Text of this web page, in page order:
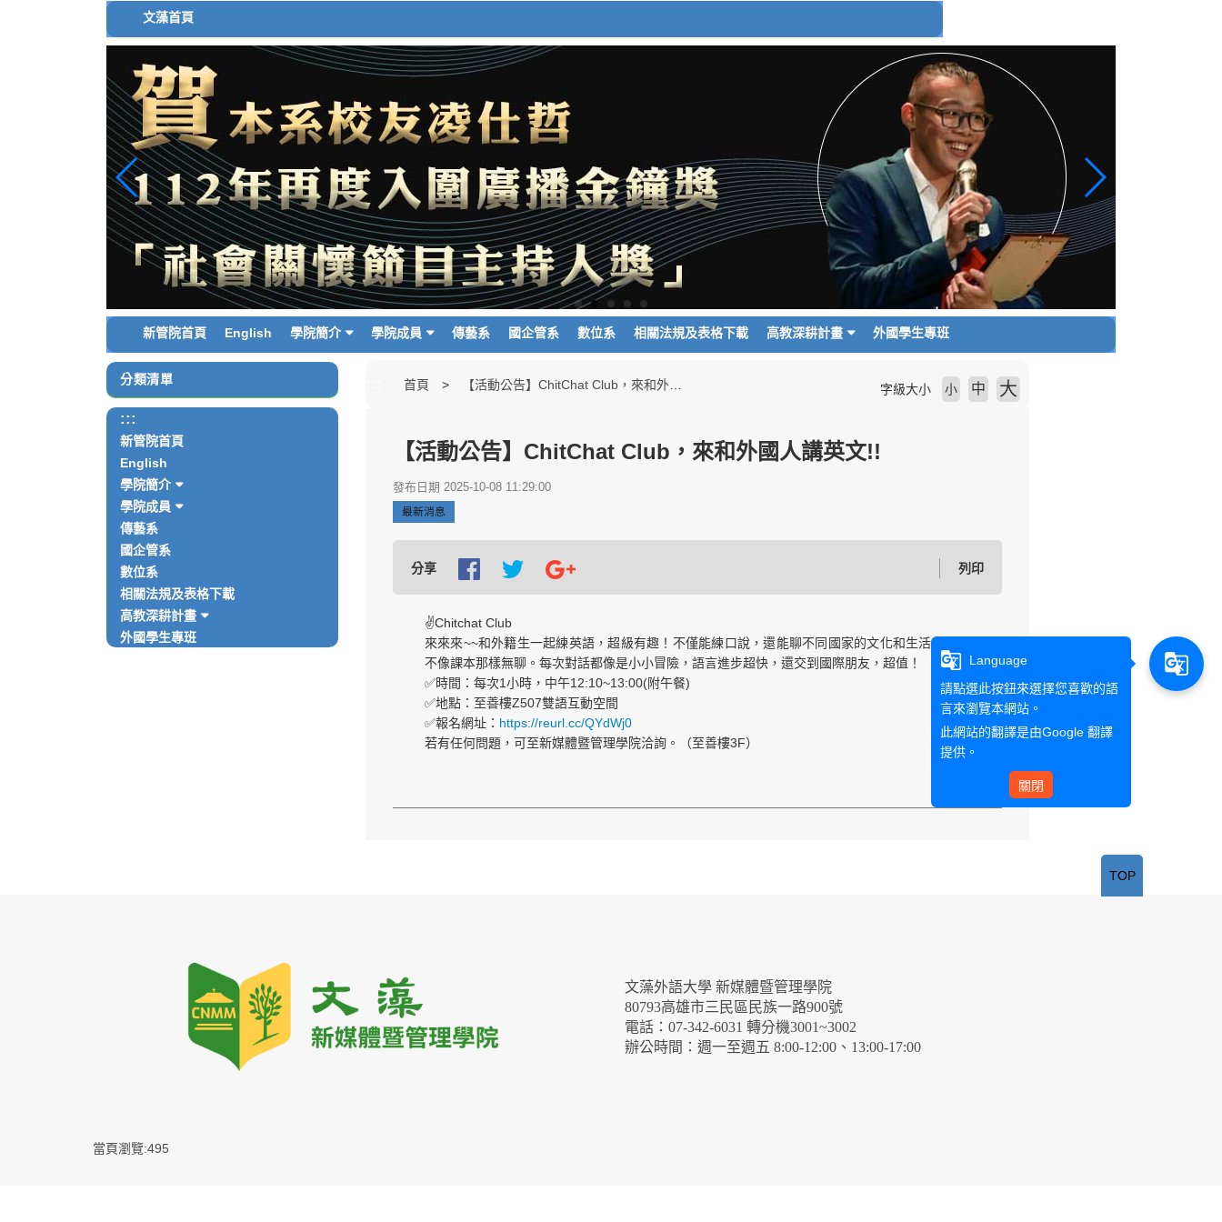
文藻首頁
新管院首頁 English 學院簡介 學院成員 傳藝系 國企管系 數位系 相關法規及表格下載 高教深耕計畫 外國學生專班
分類清單
:::
新管院首頁
English
學院簡介
學院成員
傳藝系
國企管系
數位系
相關法規及表格下載
高教深耕計畫
外國學生專班
首頁 字級大小 小 中 大
【活動公告】ChitChat Club，來和外國人講英文!!
發布日期 2025-10-08 11:29:00
最新消息
分享 列印
✌️Chitchat Club
來來來~~和外籍生一起練英語，超級有趣！不僅能練口說，還能聊不同國家的文化和生活，完全
不像課本那樣無聊。每次對話都像是小小冒險，語言進步超快，還交到國際朋友，超值！
✅時間：每次1小時，中午12:10~13:00(附午餐)
✅地點：至善樓Z507雙語互動空間
✅報名網址： https://reurl.cc/QYdWj0
若有任何問題，可至新媒體暨管理學院洽詢。（至善樓3F）
文藻外語大學 新媒體暨管理學院
80793高雄市三民區民族一路900號
電話：07-342-6031 轉分機3001~3002
辦公時間：週一至週五 8:00-12:00、13:00-17:00
當頁瀏覽:495
TOP
g_translate
Language
請點選此按鈕來選擇您喜歡的語
言來瀏覽本網站。
此網站的翻譯是由Google 翻譯
提供。
關閉
g_translate